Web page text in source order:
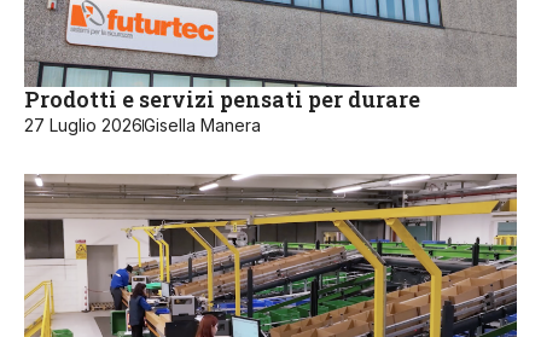
Prodotti e servizi pensati per durare
27 Luglio 2026Gisella Manera